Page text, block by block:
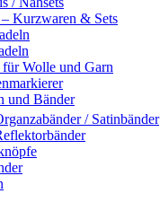
Kurzwaren & Sets
Wolle und Garn
und Bänder
/ Satinbänder